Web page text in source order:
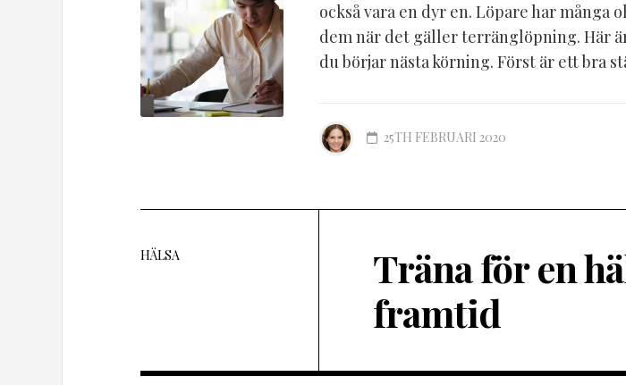
också vara en dyr en. Löpare har
dem när det gäller terränglöpning. Här
du börjar nästa körning. Först är ett bra
25TH FEBRUARI 2020
HÄLSA
Träna för en
framtid